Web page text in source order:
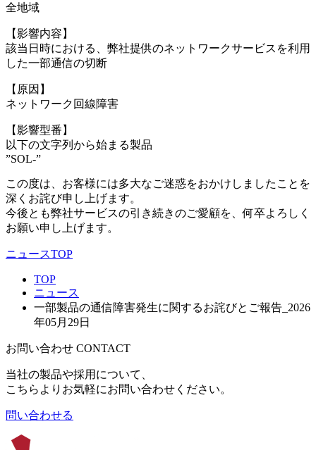
全地域
【影響内容】
該当日時における、弊社提供のネットワークサービスを利用
した一部通信の切断
【原因】
ネットワーク回線障害
【影響型番】
以下の文字列から始まる製品
”SOL-”
この度は、お客様には多大なご迷惑をおかけしましたことを
深くお詫び申し上げます。
今後とも弊社サービスの引き続きのご愛顧を、何卒よろしく
お願い申し上げます。
ニュースTOP
TOP
ニュース
一部製品の通信障害発生に関するお詫びとご報告_2026
年05月29日
お問い合わせ CONTACT
当社の製品や採用について、
こちらよりお気軽にお問い合わせください。
問い合わせる